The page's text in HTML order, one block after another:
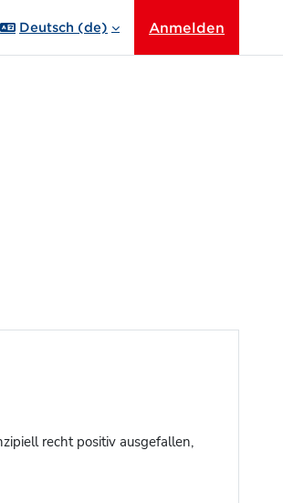
Deutsch ‎(de)‎ Anmelden
recht positiv ausgefallen,